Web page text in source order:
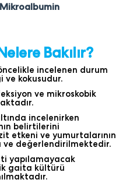
Mikroalbumin
Bakılır?
incelenen durum
ve kokusudur.
ve mikroskobik
incelenirken
belirtilerini
etkeni ve yumurtalarının
ve değerlendirilmektedir.
yapılamayacak
gaita kültürü